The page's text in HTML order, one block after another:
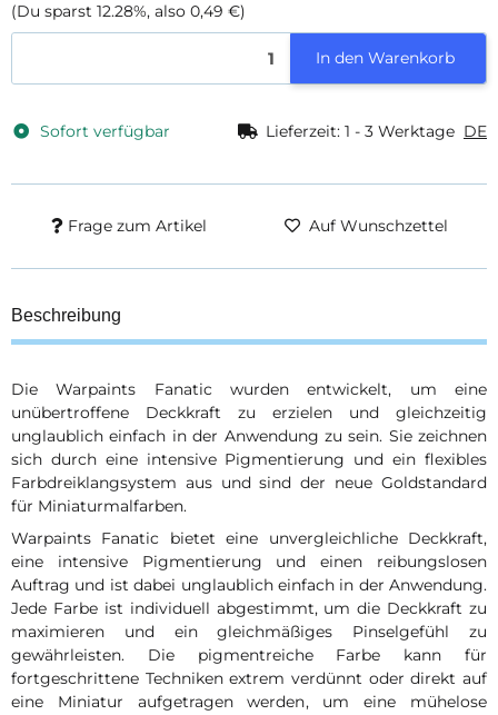
(Du sparst 12.28%, also 0,49 €)
In den Warenkorb
Sofort verfügbar Lieferzeit: 1 - 3 Werktage DE
Frage zum Artikel Auf Wunschzettel
Beschreibung
Die Warpaints Fanatic wurden entwickelt, um eine
unübertroffene Deckkraft zu erzielen und gleichzeitig
unglaublich einfach in der Anwendung zu sein. Sie zeichnen
sich durch eine intensive Pigmentierung und ein flexibles
Farbdreiklangsystem aus und sind der neue Goldstandard
für Miniaturmalfarben.
Warpaints Fanatic bietet eine unvergleichliche Deckkraft,
eine intensive Pigmentierung und einen reibungslosen
Auftrag und ist dabei unglaublich einfach in der Anwendung.
Jede Farbe ist individuell abgestimmt, um die Deckkraft zu
maximieren und ein gleichmäßiges Pinselgefühl zu
gewährleisten. Die pigmentreiche Farbe kann für
fortgeschrittene Techniken extrem verdünnt oder direkt auf
eine Miniatur aufgetragen werden, um eine mühelose